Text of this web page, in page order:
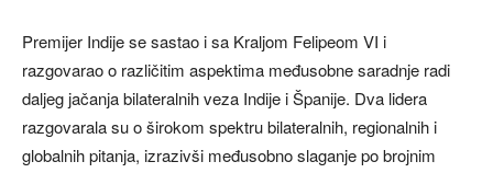
Premijer Indije se sastao i sa Kraljom Felipeom VI i
razgovarao o različitim aspektima međusobne saradnje radi
daljeg jačanja bilateralnih veza Indije i Španije. Dva lidera
razgovarala su o širokom spektru bilateralnih, regionalnih i
globalnih pitanja, izrazivši međusobno slaganje po brojnim